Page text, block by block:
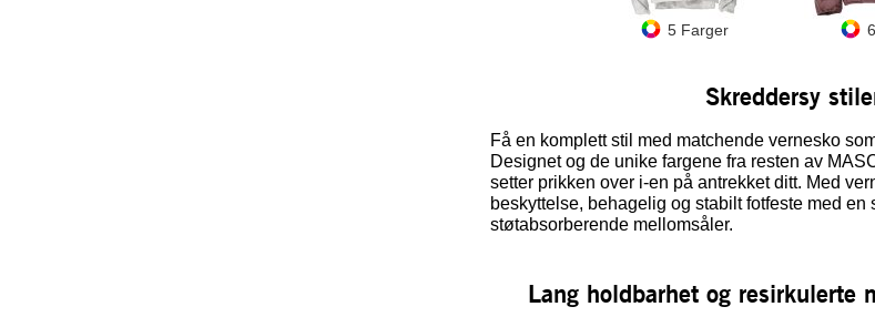
5 Farger
Skreddersy
Få en komplett stil med matchende vernesko
Designet og de unike fargene fra resten av
setter prikken over i-en på antrekket ditt. Med
beskyttelse, behagelig og stabilt fotfeste med
støtabsorberende mellomsåler.
Lang holdbarhet og resirkulerte